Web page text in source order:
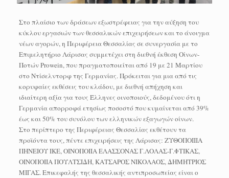
Στο πλαίσιο των δράσεων εξωστρέφειας για την αύξηση του
κύκλου εργασιών των θεσσαλικών επιχειρήσεων και το άνοιγμα
νέων αγορών, η Περιφέρεια Θεσσαλίας σε συνεργασία με το
Επιμελητήριο Λάρισας συμμετέχει στη διεθνή έκθεση Οίνων-
Ποτών Prowein, που πραγματοποιείται από 19 με 21 Μαρτίου
στο Ντίσελντορφ της Γερμανίας. Πρόκειται για μια από τις
κορυφαίες εκθέσεις του κλάδου, με διεθνή απήχηση και
ιδιαίτερη αξία για τους Έλληνες οινοποιούς, δεδομένου ότι η
Γερμανία απορροφά ετησίως ποσοστό που κυμαίνεται από 39%
έως και 50% του συνόλου των ελληνικών εξαγωγών οίνων.
Στο περίπτερο της Περιφέρειας Θεσσαλίας εκθέτουν τα
προϊόντα τους, πέντε επιχειρήσεις της Λάρισας: ΖΥΘΟΠΟΙΙΙΑ
ΠΗΝΕΙΟΥ ΙΚΕ, ΟΙΝΟΠΟΙΙΑ ΕΛΑΣΣΟΝΑΣ Γ.ΛΟΛΑΣ-Γ.ΦΤΙΚΑΣ,
ΟΙΝΟΠΟΙΙΑ ΠΟΥΛΤΣΙΔΗ, ΚΑΤΣΑΡΟΣ ΝΙΚΟΛΑΟΣ, ΔΗΜΗΤΡΙΟΣ
ΜΙΓΑΣ. Επικεφαλής της θεσσαλικής αντιπροσωπείας είναι ο